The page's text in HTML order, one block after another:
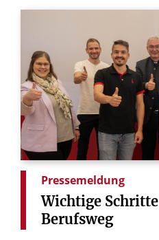
Pressemeldung
Wichtige Schritte
Berufsweg